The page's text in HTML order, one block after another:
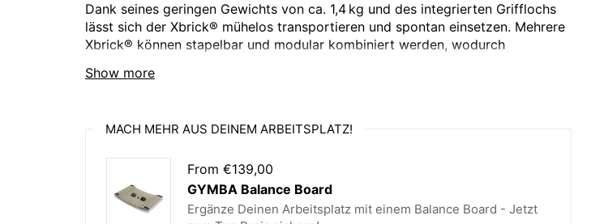
Show more
Dank seines geringen Gewichts von ca. 1,4 kg und des integrierten Grifflochs
lässt sich der Xbrick® mühelos transportieren und spontan einsetzen. Mehrere
Xbrick® können stapelbar und modular kombiniert werden, wodurch
entstehen.
Xbrick® robust, pflegeleicht und belastbar bis zu 200 kg. Er ist für Indoor- und
Ihre Vorteile auf einen Blick:
MACH MEHR AUS DEINEM ARBEITSPLATZ!
From €139,00
GYMBA Balance Board
Ergänze Deinen Arbeitsplatz mit einem Balance Board - Jetzt